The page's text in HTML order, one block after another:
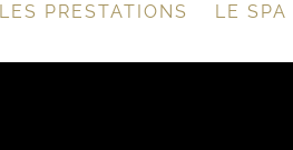
LES PRESTATIONS LE SPA